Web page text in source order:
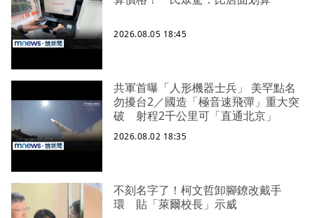
2026.08.05 18:45
共軍首曝「人形機器士兵」 美罕點名
勿擾台2／國造「極音速飛彈」重大突
破 射程2千公里可「直通北京」
2026.08.02 18:35
不刻名字了！柯文哲卸腳鐐改戴手
環 貼「萊爾校長」示威